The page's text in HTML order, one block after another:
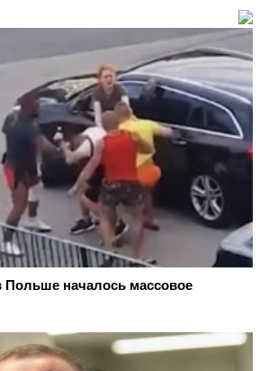
Польше началось массовое